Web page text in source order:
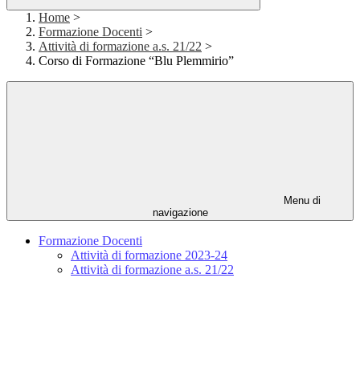
Home >
Formazione Docenti >
Attività di formazione a.s. 21/22 >
Corso di Formazione “Blu Plemmirio”
Menu di
navigazione
Formazione Docenti
Attività di formazione 2023-24
Attività di formazione a.s. 21/22